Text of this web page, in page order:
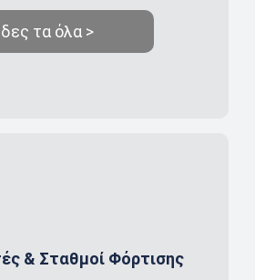
δες τα όλα >
& Σταθμοί Φόρτισης